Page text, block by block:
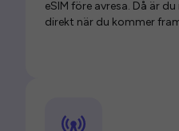
eSIM före avresa. Då är
direkt när du kommer